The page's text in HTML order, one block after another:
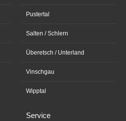
Pustertal
Salten / Schlern
Überetsch / Unterland
Vinschgau
Wipptal
Service